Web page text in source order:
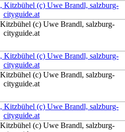
(c) Uwe Brandl, salzburg-
cityguide.at
(c) Uwe Brandl, salzburg-
cityguide.at
(c) Uwe Brandl, salzburg-